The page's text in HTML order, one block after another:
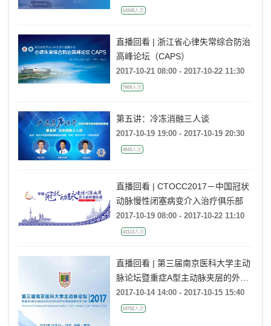
14345人次
直播回看 | 浙江省心律失常综合防治
高峰论坛（CAPS）
2017-10-21 08:00 - 2017-10-22 11:30
7909人次
第五讲：冷冻消融三人谈
2017-10-19 19:00 - 2017-10-19 20:30
4843人次
直播回看 | CTOCC2017－中国冠状
动脉慢性闭塞病变介入治疗俱乐部
2017-10-19 08:00 - 2017-10-22 11:10
43113人次
直播回看 | 第三届南京医科大学主动
脉论坛暨重症A型主动脉夹层的外科
治疗全国继续教育学习班
2017-10-14 14:00 - 2017-10-15 15:40
19752人次